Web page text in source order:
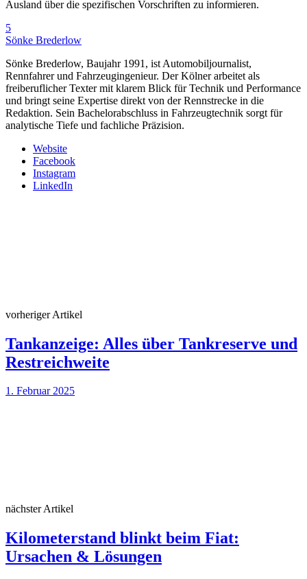
Ausland über die spezifischen Vorschriften zu informieren.
5
Sönke Brederlow
Sönke Brederlow, Baujahr 1991, ist Automobiljournalist,
Rennfahrer und Fahrzeugingenieur. Der Kölner arbeitet als
freiberuflicher Texter mit klarem Blick für Technik und Performance
und bringt seine Expertise direkt von der Rennstrecke in die
Redaktion. Sein Bachelorabschluss in Fahrzeugtechnik sorgt für
analytische Tiefe und fachliche Präzision.
Website
Facebook
Instagram
LinkedIn
vorheriger Artikel
Tankanzeige: Alles über Tankreserve und
Restreichweite
1. Februar 2025
nächster Artikel
Kilometerstand blinkt beim Fiat:
Ursachen & Lösungen